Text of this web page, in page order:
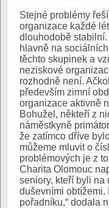
Stejné problémy
organizace každé
dlouhodobě
hlavně na
těchto skupinek a
neziskové
rozhodně není.
především zimní
organizace aktivně
Bohužel, někteří z
náměstkyně
že zatímco dříve
můžeme mluvit o
problémových je z
Charita Olomouc
seniory, kteří byli na
duševními
pořadníku,“ dodala